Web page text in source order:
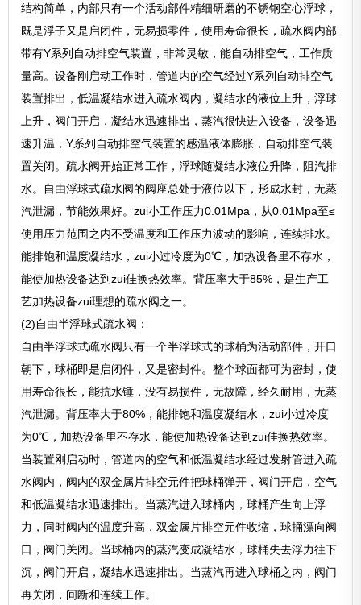
结构简单，内部只有一个活动部件精细研磨的不锈钢空心浮球，
既是浮子又是启闭件，无易损零件，使用寿命很长，疏水阀内部
带有Y系列自动排空气装置，非常灵敏，能自动排空气，工作质
量高。设备刚启动工作时，管道内的空气经过Y系列自动排空气
装置排出，低温凝结水进入疏水阀内，凝结水的液位上升，浮球
上升，阀门开启，凝结水迅速排出，蒸汽很快进入设备，设备迅
速升温，Y系列自动排空气装置的感温液体膨胀，自动排空气装
置关闭。疏水阀开始正常工作，浮球随凝结水液位升降，阻汽排
水。自由浮球式疏水阀的阀座总处于液位以下，形成水封，无蒸
汽泄漏，节能效果好。zui小工作压力0.01Mpa，从0.01Mpa至≤
使用压力范围之内不受温度和工作压力波动的影响，连续排水。
能排饱和温度凝结水，zui小过冷度为0℃，加热设备里不存水，
能使加热设备达到zui佳换热效率。背压率大于85%，是生产工
艺加热设备zui理想的疏水阀之一。
(2)自由半浮球式疏水阀：
自由半浮球式疏水阀只有一个半浮球式的球桶为活动部件，开口
朝下，球桶即是启闭件，又是密封件。整个球面都可为密封，使
用寿命很长，能抗水锤，没有易损件，无故障，经久耐用，无蒸
汽泄漏。背压率大于80%，能排饱和温度凝结水，zui小过冷度
为0℃，加热设备里不存水，能使加热设备达到zui佳换热效率。
当装置刚启动时，管道内的空气和低温凝结水经过发射管进入疏
水阀内，阀内的双金属片排空元件把球桶弹开，阀门开启，空气
和低温凝结水迅速排出。当蒸汽进入球桶内，球桶产生向上浮
力，同时阀内的温度升高，双金属片排空元件收缩，球捅漂向阀
口，阀门关闭。当球桶内的蒸汽变成凝结水，球桶失去浮力往下
沉，阀门开启，凝结水迅速排出。当蒸汽再进入球桶之内，阀门
再关闭，间断和连续工作。